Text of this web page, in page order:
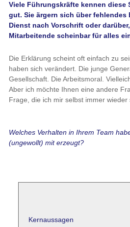
Viele Führungskräfte kennen diese
gut. Sie ärgern sich über fehlendes
Dienst nach Vorschrift oder
Mitarbeitende scheinbar für alles
Die Erklärung scheint oft einfach zu
haben sich verändert. Die junge
Gesellschaft. Die Arbeitsmoral.
Aber ich möchte Ihnen eine andere
Frage, die ich mir selbst immer wieder
Welches Verhalten in Ihrem Team
(ungewollt) mit erzeugt?
Kernaussagen